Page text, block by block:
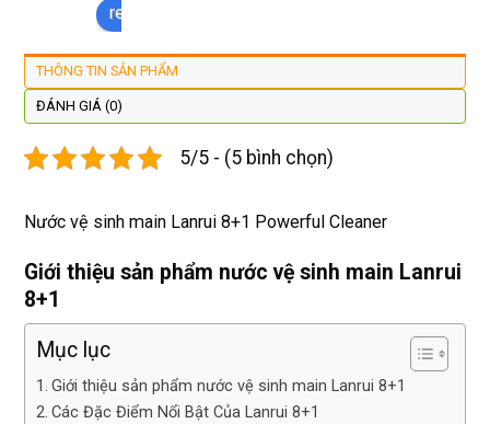
review us on
lại
xịn
tôt
tôi sẽ
đây
THÔNG TIN SẢN PHẨM
ĐÁNH GIÁ (0)
5/5 - (5 bình chọn)
Nước vệ sinh main Lanrui 8+1 Powerful Cleaner
Giới thiệu sản phẩm nước vệ sinh main Lanrui
8+1
Mục lục
Giới thiệu sản phẩm nước vệ sinh main Lanrui 8+1
Các Đặc Điểm Nổi Bật Của Lanrui 8+1